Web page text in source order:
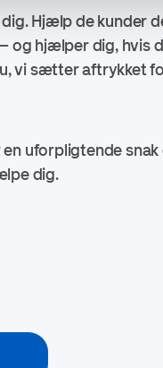
Hjælp de kunder
og hjælper dig, hvis
vi sætter aftrykket
uforpligtende snak
dig.